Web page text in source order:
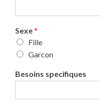
Sexe*
Fille
Garcon
Besoins specifiques